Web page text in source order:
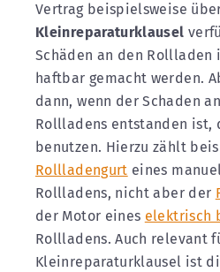
Vertrag beispielsweise
Kleinreparaturklausel
Schäden an den Rollladen
haftbar gemacht werden.
dann, wenn der Schaden
Rollladens entstanden ist,
benutzen. Hierzu zählt
Rollladengurt eines
Rollladens, nicht aber der
der Motor eines elektrisch
Rollladens. Auch relevant
Kleinreparaturklausel ist